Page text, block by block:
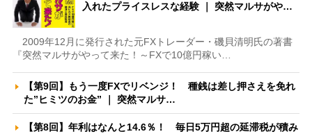
入れたプライスレスな経験 ｜ 突然マルサがや…
2009年12月に発行された元FXトレーダー・磯貝清明氏の著書
『突然マルサがやって来た！～FXで10億円稼い…
【第9回】もう一度FXでリベンジ！ 種銭は差し押さえを免れ
た”ヒミツのお金” ｜ 突然マルサ…
【第8回】年利はなんと14.6％！ 毎日5万円超の延滞税が積み